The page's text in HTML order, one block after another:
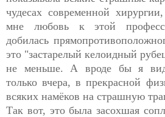
чудесах современной
мне любовь к этой
добилась
это "застарелый келоидный
не меньше. А вроде бы я
только вчера, в прекрасной
всяких намёков на страшную
Так вот, это была засохшая